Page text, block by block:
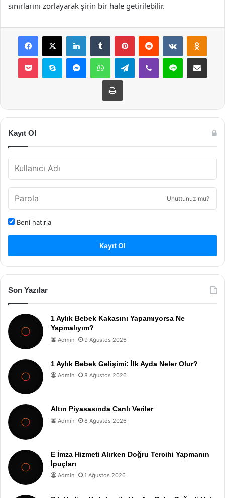
sınırlarını zorlayarak şirin bir hale getirilebilir.
Facebook
X LinkedInTumblr PinterestReddit VKontakte
Pocket Skype MessengerWhatsAppTelegramViber Line E-Posta ile
Yazdır
Kayıt Ol
Unuttunuz mu?
Beni hatırla
Kayıt Ol
Son Yazılar
1 Aylık Bebek Kakasını Yapamıyorsa Ne
Yapmalıyım?
Admin 9 Ağustos 2026
1 Aylık Bebek Gelişimi: İlk Ayda Neler Olur?
Admin 8 Ağustos 2026
Altın Piyasasında Canlı Veriler
Admin 8 Ağustos 2026
E İmza Hizmeti Alırken Doğru Tercihi Yapmanın
İpuçları
Admin 1 Ağustos 2026